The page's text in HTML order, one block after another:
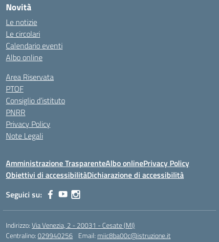
Novità
Le notizie
Le circolari
Calendario eventi
Albo online
Area Riservata
PTOF
Consiglio d’istituto
PNRR
Privacy Policy
Note Legali
Amministrazione TrasparenteAlbo onlinePrivacy Policy
Obiettivi di accessibilitàDichiarazione di accessibilità
Seguici su:
Indirizzo:Via Venezia, 2 - 20031 - Cesate (MI)
Centralino:029940256 Email: miic8ba00c@istruzione.it